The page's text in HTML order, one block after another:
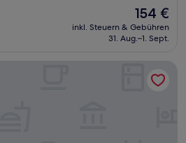
Der
Preis
beträgt
154 €
inkl. Steuern & Gebühren
31. Aug.–1. Sept.